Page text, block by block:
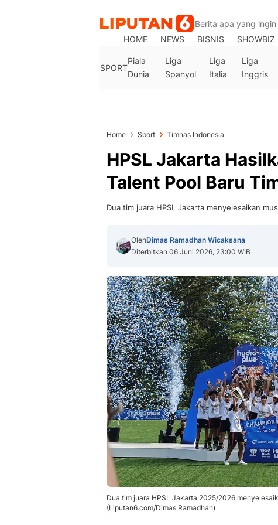
HOME
NEWS BISNIS SHOWBIZ
SPORT
Piala
Dunia
Liga
Spanyol
Liga
Italia
Liga
Inggris
Home Sport Timnas Indonesia
HPSL Jakarta
Talent Pool Baru
Dua tim juara HPSL Jakarta menyelesaikan
OlehDimas Ramadhan Wicaksana
Diterbitkan 06 Juni 2026, 23:00 WIB
Dua tim juara HPSL Jakarta 2025/2026
(Liputan6.com/Dimas Ramadhan)